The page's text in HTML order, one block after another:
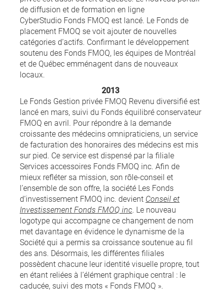
de diffusion et de formation en ligne
CyberStudio Fonds FMOQ est lancé. Le Fonds de
placement FMOQ se voit ajouter de nouvelles
catégories d’actifs. Confirmant le développement
soutenu des Fonds FMOQ, les équipes de Montréal
et de Québec emménagent dans de nouveaux
locaux.
2013
Le Fonds Gestion privée FMOQ Revenu diversifié est
lancé en mars, suivi du Fonds équilibré conservateur
FMOQ en avril. Pour répondre à la demande
croissante des médecins omnipraticiens, un service
de facturation des honoraires des médecins est mis
sur pied. Ce service est dispensé par la filiale
Services accessoires Fonds FMOQ inc. Afin de
mieux refléter sa mission, son rôle-conseil et
l’ensemble de son offre, la société Les Fonds
d’investissement FMOQ inc. devient Conseil et
Investissement Fonds FMOQ inc. Le nouveau
logotype qui accompagne ce changement de nom
met davantage en évidence le dynamisme de la
Société qui a permis sa croissance soutenue au fil
des ans. Désormais, les différentes filiales
possèdent chacune leur identité visuelle propre, tout
en étant reliées à l’élément graphique central : le
caducée, suivi des mots « Fonds FMOQ ».